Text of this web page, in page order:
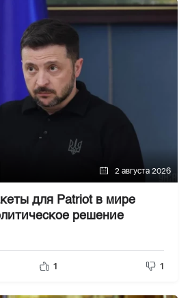
2 августа 2026
для Patriot в мире
решение
1 1